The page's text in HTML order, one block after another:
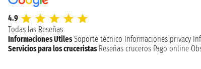
4.9
Todas las Reseñas
Informaciones Utiles Soporte técnico Informaciones privacy
Servicios para los cruceristas Reseñas cruceros Pago online